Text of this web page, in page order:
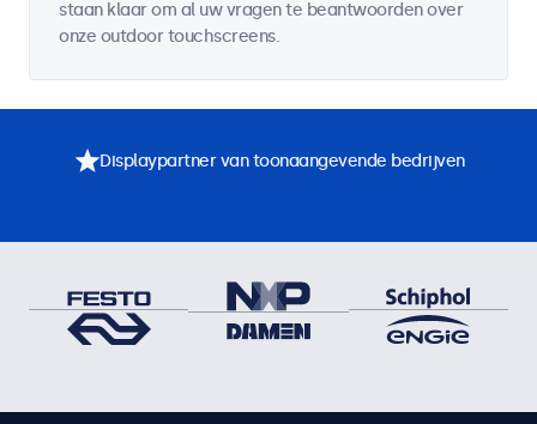
staan klaar om al uw vragen te beantwoorden over
onze outdoor touchscreens.
Displaypartner van toonaangevende bedrijven